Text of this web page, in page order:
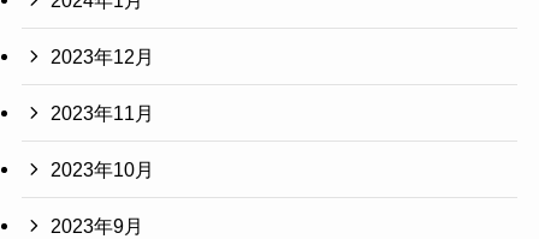
2023年12月
2023年11月
2023年10月
2023年9月